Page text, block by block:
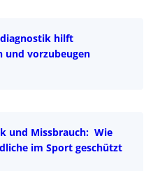
hilft
und vorzubeugen
und Missbrauch: Wie
im Sport geschützt